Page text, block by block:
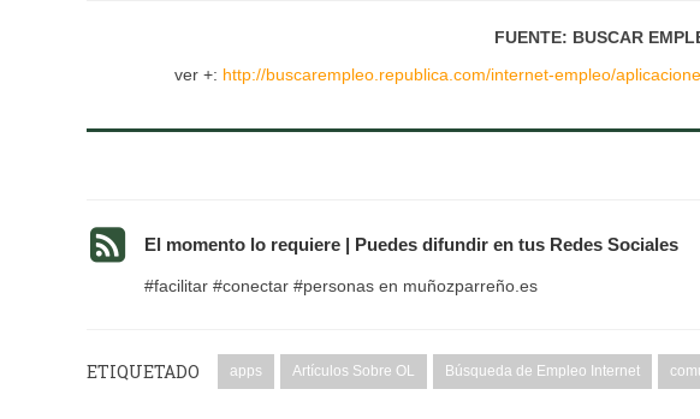
FUENTE: BUSCAR
ver +: http://buscarempleo.republica.com/internet-empleo/
El momento lo requiere | Puedes difundir en tus Redes Sociales
#facilitar #conectar #personas en muñozparreño.es
ETIQUETADO apps Artículos Sobre OL Búsqueda de Empleo Internet